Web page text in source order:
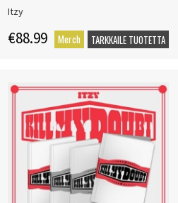
Itzy
€88.99 Merch TARKKAILE TUOTETTA